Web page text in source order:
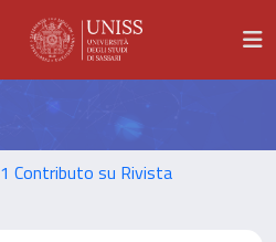
1 Contributo su Rivista